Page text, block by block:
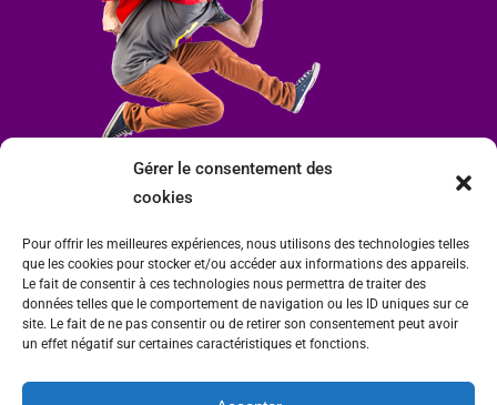
Gérer le consentement des
cookies
Pour offrir les meilleures expériences, nous utilisons des technologies telles
que les cookies pour stocker et/ou accéder aux informations des appareils.
Le fait de consentir à ces technologies nous permettra de traiter des
données telles que le comportement de navigation ou les ID uniques sur ce
site. Le fait de ne pas consentir ou de retirer son consentement peut avoir
un effet négatif sur certaines caractéristiques et fonctions.